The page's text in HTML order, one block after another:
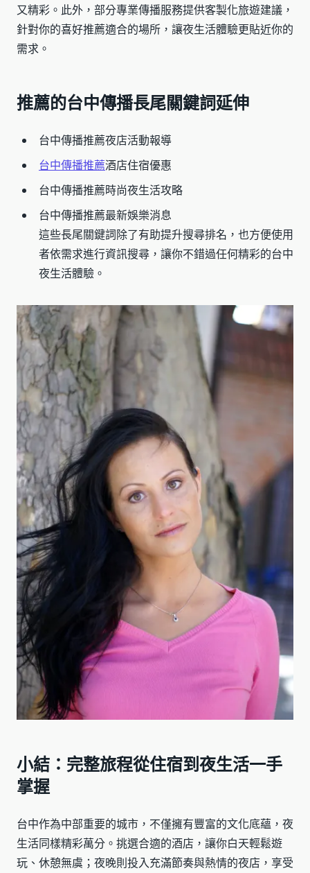
又精彩。此外，部分專業傳播服務提供客製化旅遊建議，
針對你的喜好推薦適合的場所，讓夜生活體驗更貼近你的
需求。
推薦的台中傳播長尾關鍵詞延伸
台中傳播推薦夜店活動報導
台中傳播推薦酒店住宿優惠
台中傳播推薦時尚夜生活攻略
台中傳播推薦最新娛樂消息
這些長尾關鍵詞除了有助提升搜尋排名，也方便使用
者依需求進行資訊搜尋，讓你不錯過任何精彩的台中
夜生活體驗。
小結：完整旅程從住宿到夜生活一手
掌握
台中作為中部重要的城市，不僅擁有豐富的文化底蘊，夜
生活同樣精彩萬分。挑選合適的酒店，讓你白天輕鬆遊
玩、休憩無虞；夜晚則投入充滿節奏與熱情的夜店，享受